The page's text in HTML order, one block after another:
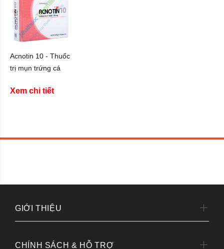
Acnotin 10 - Thuốc
trị mụn trứng cá
Xem chi tiết
GIỚI THIỆU
CHÍNH SÁCH & HỖ TRỢ